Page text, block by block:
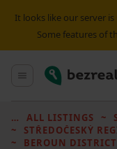
It looks like our server
Some features of
Main menu
Bezrealitky
ALL LISTINGS
STŘEDOČESKÝ
BEROUN DISTRICT